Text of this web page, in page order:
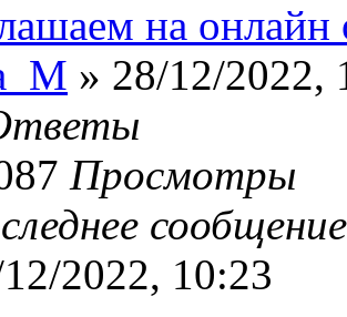
на онлайн
» 28/12/2022,
Просмотры
2022, 10:23